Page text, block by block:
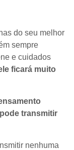
do seu melhor
sempre
e cuidados
ficará muito
transmitir
nenhuma